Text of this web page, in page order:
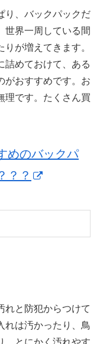
り、バックパックだ
世界一周している間
が増えてきます。
詰めておけて、ある
がおすすめです。お
理です。たくさん買
めのバックパ
？？
れと防犯からつけて
れは汚かったり、鳥